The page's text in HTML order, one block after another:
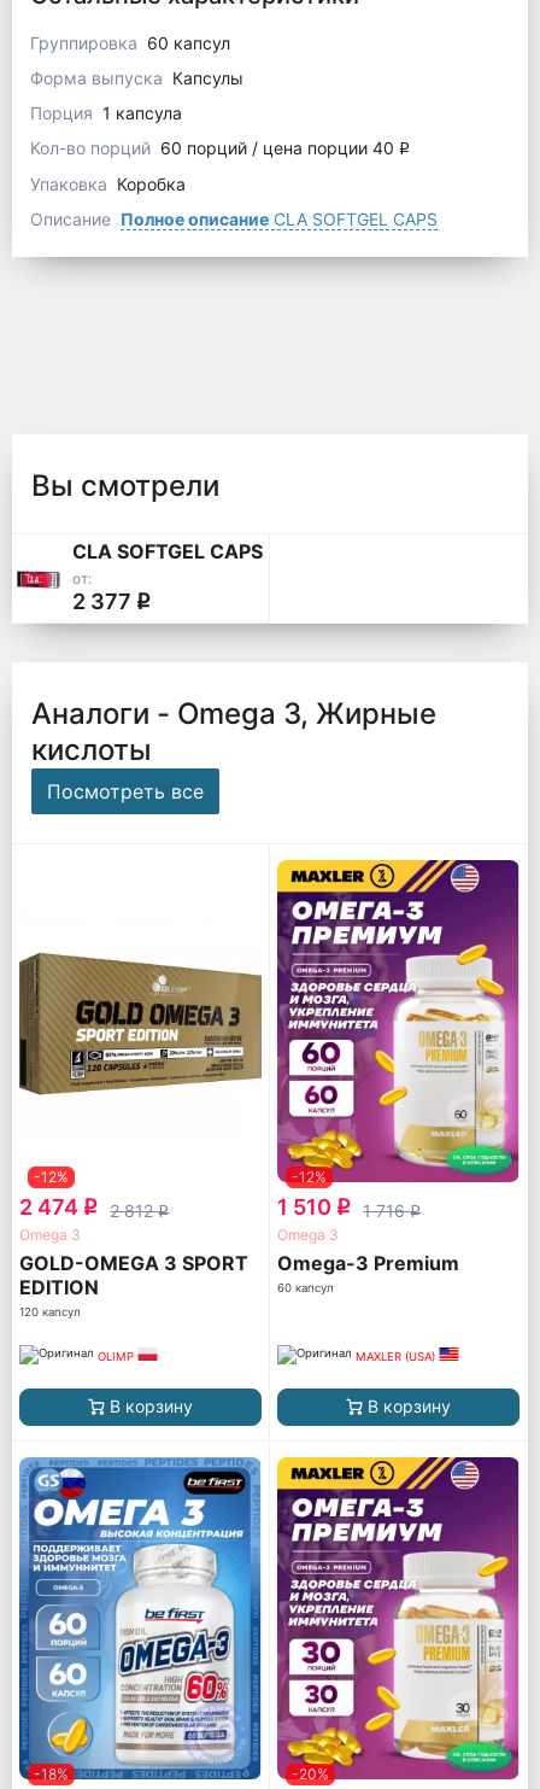
Группировка 60 капсул
Форма выпуска Капсулы
Порция 1 капсула
Кол-во порций 60 порций / цена порции 40 q
Упаковка Коробка
Описание Полное описаниеCLA SOFTGEL CAPS
Вы смотрели
CLA SOFTGEL CAPS
от:
2 377 q
Аналоги - Omega 3, Жирные
кислоты
Посмотреть все
-12%
2 474 q 2 812q
Omega 3
GOLD-OMEGA 3 SPORT
EDITION
120 капсул
OLIMP
В корзину
-12%
1 510 q 1 716q
Omega 3
Omega-3 Premium
60 капсул
MAXLER (USA)
В корзину
-18% -20%